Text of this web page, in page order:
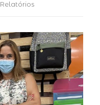
Relatórios